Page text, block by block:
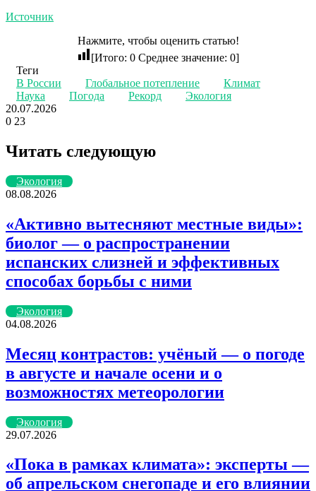
Источник
Нажмите, чтобы оценить статью!
[Итого: 0 Среднее значение: 0]
Теги
В России
Глобальное потепление
Климат
Наука
Погода Рекорд
Экология
20.07.2026
0 23
через
электронную
Читать следующую
Экология
08.08.2026
«Активно вытесняют местные виды»:
биолог — о распространении
испанских слизней и эффективных
способах борьбы с ними
Экология
04.08.2026
Месяц контрастов: учёный — о погоде
в августе и начале осени и о
возможностях метеорологии
Экология
29.07.2026
«Пока в рамках климата»: эксперты —
об апрельском снегопаде и его влиянии